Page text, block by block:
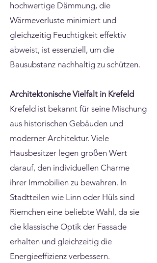
hochwertige Dämmung, die
Wärmeverluste minimiert und
gleichzeitig Feuchtigkeit effektiv
abweist, ist essenziell, um die
Bausubstanz nachhaltig zu schützen.
Architektonische Vielfalt in Krefeld
Krefeld ist bekannt für seine Mischung
aus historischen Gebäuden und
moderner Architektur. Viele
Hausbesitzer legen großen Wert
darauf, den individuellen Charme
ihrer Immobilien zu bewahren. In
Stadtteilen wie Linn oder Hüls sind
Riemchen eine beliebte Wahl, da sie
die klassische Optik der Fassade
erhalten und gleichzeitig die
Energieeffizienz verbessern.